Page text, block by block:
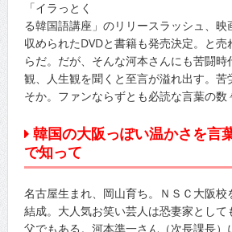
「イラっとく
る韓国語講座」のリリースラッシュ、
収められたDVDと書籍も発売決定。と
らだ。だが、そんな河本さんにも苦闘
観、人生観を聞くと至言が溢れ出す。苦
そか。ファンならずとも必読な言葉の数
韓国の大阪っぽい温かさを言
で知って
名古屋生まれ、岡山育ち。ＮＳＣ大阪
結成。大人気お笑い芸人は恐妻家として
父でもある。河本準一さん（次長課長）